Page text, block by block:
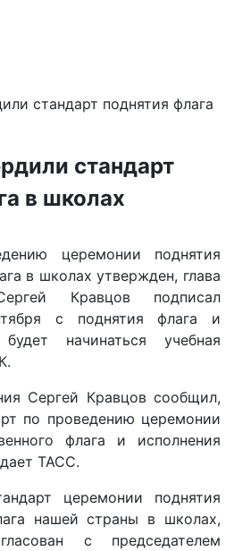
стандарт поднятия флага
стандарт
в школах
церемонии поднятия
в школах утвержден, глава
Кравцов подписал
с поднятия флага и
начинаться учебная
Сергей Кравцов сообщил,
по проведению церемонии
флага и исполнения
ТАСС.
церемонии поднятия
нашей страны в школах,
с председателем